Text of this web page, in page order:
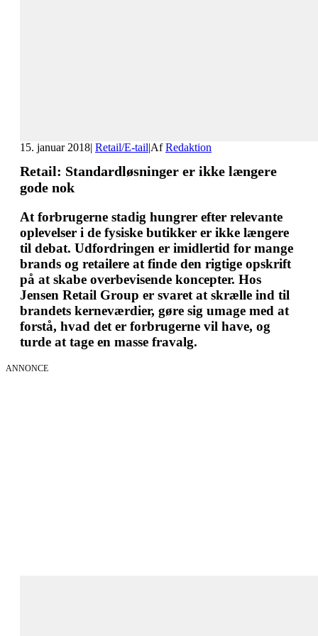
15. januar 2018| Retail/E-tail|AfRedaktion
Retail: Standardløsninger er ikke længere
gode nok
At forbrugerne stadig hungrer efter relevante
oplevelser i de fysiske butikker er ikke længere
til debat. Udfordringen er imidlertid for mange
brands og retailere at finde den rigtige opskrift
på at skabe overbevisende koncepter. Hos
Jensen Retail Group er svaret at skrælle ind til
brandets kerneværdier, gøre sig umage med at
forstå, hvad det er forbrugerne vil have, og
turde at tage en masse fravalg.
ANNONCE